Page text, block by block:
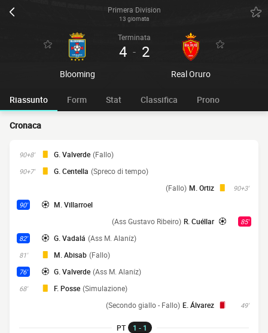
Primera Division
13 giornata
Blooming
Terminata
4 - 2
Real Oruro
Riassunto Form Stat Classifica Prono
Cronaca
90+8' G. Valverde (Fallo)
90+7' G. Centella (Spreco di tempo)
90+3'
M. Ortiz
(Fallo)
90' M. Villarroel
85'
R. Cuéllar
(Ass Gustavo Ribeiro)
82' G. Vadalá (Ass M. Alaníz)
81' M. Abisab (Fallo)
76' G. Valverde (Ass M. Alaníz)
68' F. Posse (Simulazione)
49'
E. Álvarez
(Secondo giallo - Fallo)
PT 1 - 1